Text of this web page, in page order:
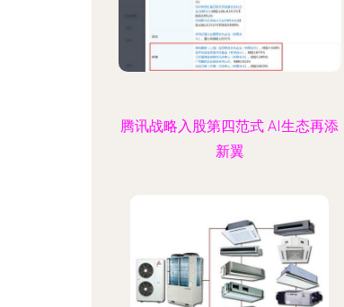
腾讯战略入股第四范式 AI生态再添
新翼